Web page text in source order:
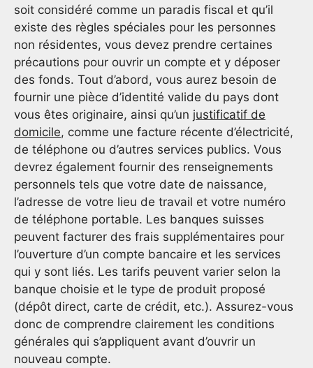
soit considéré comme un paradis fiscal et qu’il
existe des règles spéciales pour les personnes
non résidentes, vous devez prendre certaines
précautions pour ouvrir un compte et y déposer
des fonds. Tout d’abord, vous aurez besoin de
fournir une pièce d’identité valide du pays dont
vous êtes originaire, ainsi qu’un justificatif de
domicile, comme une facture récente d’électricité,
de téléphone ou d’autres services publics. Vous
devrez également fournir des renseignements
personnels tels que votre date de naissance,
l’adresse de votre lieu de travail et votre numéro
de téléphone portable. Les banques suisses
peuvent facturer des frais supplémentaires pour
l’ouverture d’un compte bancaire et les services
qui y sont liés. Les tarifs peuvent varier selon la
banque choisie et le type de produit proposé
(dépôt direct, carte de crédit, etc.). Assurez-vous
donc de comprendre clairement les conditions
générales qui s’appliquent avant d’ouvrir un
nouveau compte.